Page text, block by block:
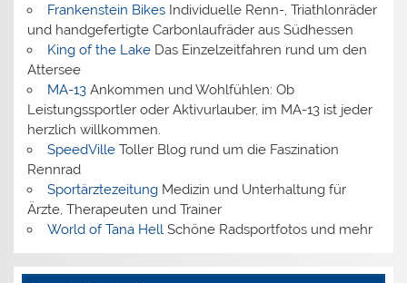
Frankenstein BikesIndividuelle Renn-, Triathlonräder
und handgefertigte Carbonlaufräder aus Südhessen
King of the LakeDas Einzelzeitfahren rund um den
Attersee
MA-13Ankommen und Wohlfühlen: Ob
Leistungssportler oder Aktivurlauber, im MA-13 ist jeder
herzlich willkommen.
SpeedVilleToller Blog rund um die Faszination
Rennrad
SportärztezeitungMedizin und Unterhaltung für
Ärzte, Therapeuten und Trainer
World of Tana Hell Schöne Radsportfotos und mehr